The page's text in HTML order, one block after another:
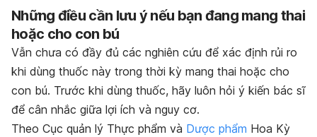
Những điều cần lưu ý nếu bạn đang mang thai
hoặc cho con bú
Vẫn chưa có đầy đủ các nghiên cứu để xác định rủi ro
khi dùng thuốc này trong thời kỳ mang thai hoặc cho
con bú. Trước khi dùng thuốc, hãy luôn hỏi ý kiến bác sĩ
để cân nhắc giữa lợi ích và nguy cơ.
Theo Cục quản lý Thực phẩm và Dược phẩm Hoa Kỳ